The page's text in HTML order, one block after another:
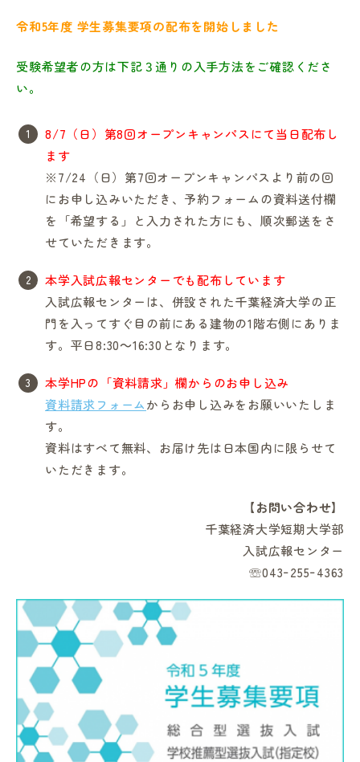
高校の先生方へ
企業・園・施設の方へ
in Campus
プライバシーポリシー
令和5年度 学生募集要項の配布を開始しました
受験希望者の方は下記３通りの入手方法をご確認くださ
い。
8/7（日）第8回オープンキャンパスにて当日配布し
ます
※7/24（日）第7回オープンキャンパスより前の回
にお申し込みいただき、予約フォームの資料送付欄
を「希望する」と入力された方にも、順次郵送をさ
せていただきます。
本学入試広報センターでも配布しています
入試広報センターは、併設された千葉経済大学の正
門を入ってすぐ目の前にある建物の1階右側にありま
す。平日8:30～16:30となります。
本学HPの「資料請求」欄からのお申し込み
資料請求フォームからお申し込みをお願いいたしま
す。
資料はすべて無料、お届け先は日本国内に限らせて
いただきます。
【お問い合わせ】
千葉経済大学短期大学部
入試広報センター
☏043ｰ255ｰ4363